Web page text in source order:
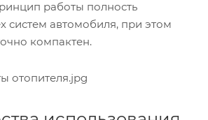
работы полность
систем автомобиля, при этом
компактен.